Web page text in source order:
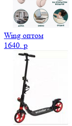
Wing оптом
1640. p